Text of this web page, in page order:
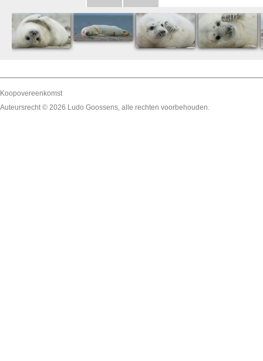
Koopovereenkomst
Auteursrecht © 2026 Ludo Goossens, alle rechten voorbehouden.